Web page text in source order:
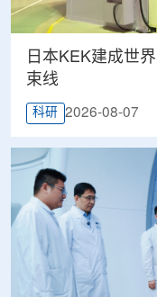
日本KEK建成世
束线
科研 2026-08-07